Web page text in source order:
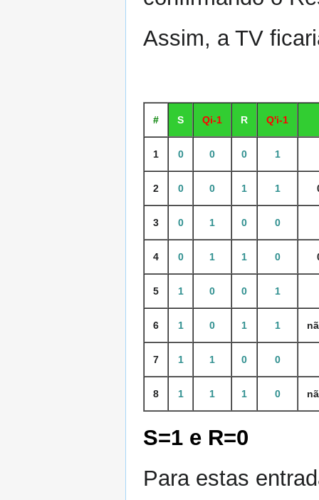
Assim, a TV
# S Qi-1 R Q'i-1
1 0 0 0 1
2 0 0 1 1
3 0 1 0 0
4 0 1 1 0
5 1 0 0 1
6 1 0 1 1
7 1 1 0 0
8 1 1 1 0
S=1 e R=0
Para estas